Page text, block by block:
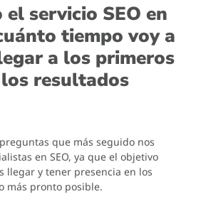
servicio SEO en
tiempo voy a
a los primeros
resultados
que más seguido nos
en SEO, ya que el objetivo
llegar y tener presencia en los
más pronto posible.